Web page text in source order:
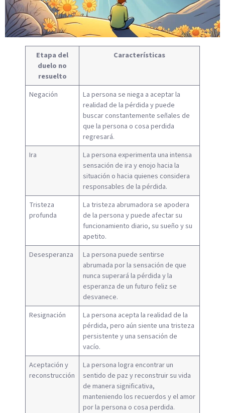
Etapa del
duelo no
resuelto
Características
Negación
La persona se niega a aceptar la
realidad de la pérdida y puede
buscar constantemente señales de
que la persona o cosa perdida
regresará.
Ira
La persona experimenta una intensa
sensación de ira y enojo hacia la
situación o hacia quienes considera
responsables de la pérdida.
Tristeza
profunda
La tristeza abrumadora se apodera
de la persona y puede afectar su
funcionamiento diario, su sueño y su
apetito.
Desesperanza
La persona puede sentirse
abrumada por la sensación de que
nunca superará la pérdida y la
esperanza de un futuro feliz se
desvanece.
Resignación
La persona acepta la realidad de la
pérdida, pero aún siente una tristeza
persistente y una sensación de
vacío.
Aceptación y
reconstrucción
La persona logra encontrar un
sentido de paz y reconstruir su vida
de manera significativa,
manteniendo los recuerdos y el amor
por la persona o cosa perdida.